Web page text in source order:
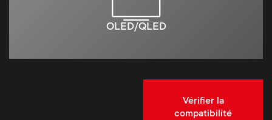
OLED/QLED
Vérifier la
compatibilité